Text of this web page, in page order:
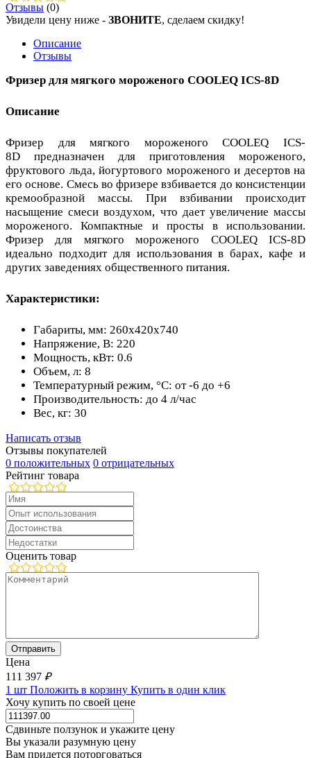
Отзывы (0)
Увидели цену ниже - ЗВОНИТЕ, сделаем скидку!
Описание
Отзывы
Фризер для мягкого мороженого COOLEQ ICS-8D
Описание
Фризер для мягкого мороженого COOLEQ ICS-
8D предназначен для приготовления мороженого,
фруктового льда, йогуртового мороженого и десертов на
его основе. Смесь во фризере взбивается до консистенции
кремообразной массы. При взбивании происходит
насыщение смеси воздухом, что дает увеличение массы
мороженого. Компактные и просты в использовании.
Фризер для мягкого мороженого COOLEQ ICS-8D
идеально подходит для использования в барах, кафе и
других заведениях общественного питания.
Характеристики:
Габариты, мм: 260x420x740
Напряжение, В: 220
Мощность, кВт: 0.6
Объем, л: 8
Температурный режим, °С: от -6 до +6
Производительность: до 4 л/час
Вес, кг: 30
Написать отзыв
Отзывы покупателей
0 положительных 0 отрицательных
Рейтинг товара
Оценить товар
Цена
111 397 ₽
1 шт Положить в корзину Купить в один клик
Хочу купить по своей цене
Сдвиньте ползунок и укажите цену
Вы указали разумную цену
Вам придется поторговаться